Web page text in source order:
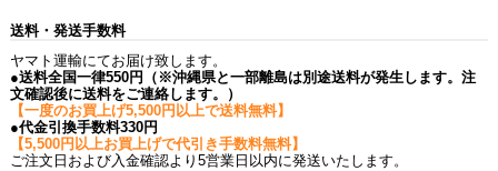
送料・発送手数料
ヤマト運輸にてお届け致します。
●送料全国一律550円（※沖縄県と一部離島は別途送料が発生します。注
文確認後に送料をご連絡します。）
【一度のお買上げ5,500円以上で送料無料】
●代金引換手数料330円
【5,500円以上お買上げで代引き手数料無料】
ご注文日および入金確認より5営業日以内に発送いたします。